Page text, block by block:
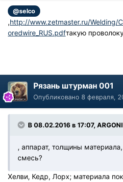
@selco
,http://www.zetmaster.ru/Welding/
oredwire_RUS.pdfтакую
Рязань штурман 001
Опубликовано 8 февраля,
В 08.02.2016 в 17:07,
, аппарат, толщины
смесь?
Хелви, Кедр, Лорх; материала